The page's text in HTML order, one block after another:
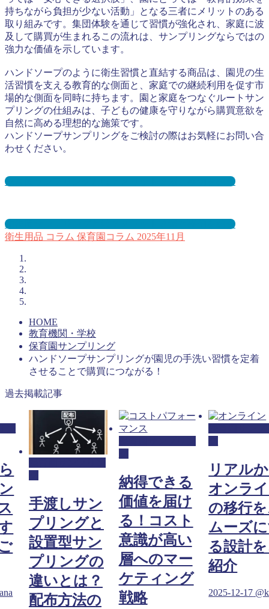
持ちながら負担が少ない活動」となる三者にメリットのある
取り組みです。集団体験を通じて習慣が強化され、家庭に波
及して購買が生まれるこの流れは、サンプリングならではの
強力な価値を示しています。
ハンドソープのように衛生習慣と直結する商品は、園児の生
活習慣を支える教育的な側面と、家庭での継続利用を促す市
場的な側面を同時に持ちます。園と家庭をつなぐルートサン
プリングの仕組みは、子どもの健康を守りながら購買意欲を
自然に高める理想的な施策です。
ハンドソープサンプリングをご検討の際はお気軽にお問い合
わせください。
保育園サンプリングとは？メリット３選と事例を紹介
幼稚園サンプリングとは？メリット３選と事例を紹介
衛生用品 コラム 保育園コラム 2025年11月
HOME
教育機関・学校
保育園サンプリング
ハンドソープサンプリングが園児の手洗い習慣を定着
させることで購買につながる！
過去掲載記事
手渡しサン
プリングと
設置型サン
プリングの
違いとは？
配布方法の
納得できる
価値を届け
る！コスト
意識が高い
層へのマー
ケティング
戦略
リアル
オンラ
の移行
ムーズ
る設計
紹介
2025-12-17